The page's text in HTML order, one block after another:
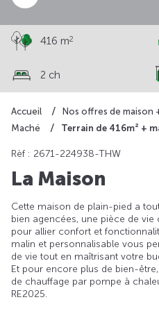
Accueil Nos offres de maison
Maché
Terrain de 416m² +
416 m2
2 ch
Rèf : 2671-224938-THW
La Maison
Cette maison de plain-pied a
bien agencées, une pièce de
pour allier confort et
malin et personnalisable vous
de vie tout en maîtrisant votre
Et pour encore plus de bien-
de chauffage par pompe à
RE2025.